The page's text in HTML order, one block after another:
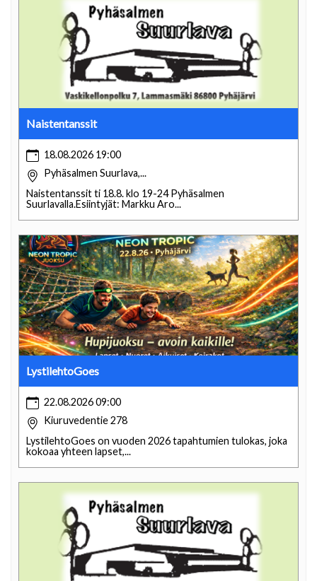
Naistentanssit
18.08.2026 19:00
Pyhäsalmen Suurlava,...
Naistentanssit ti 18.8. klo 19-24 Pyhäsalmen
Suurlavalla.Esiintyjät: Markku Aro...
LystilehtoGoes
22.08.2026 09:00
Kiuruvedentie 278
LystilehtoGoes on vuoden 2026 tapahtumien tulokas, joka
kokoaa yhteen lapset,...